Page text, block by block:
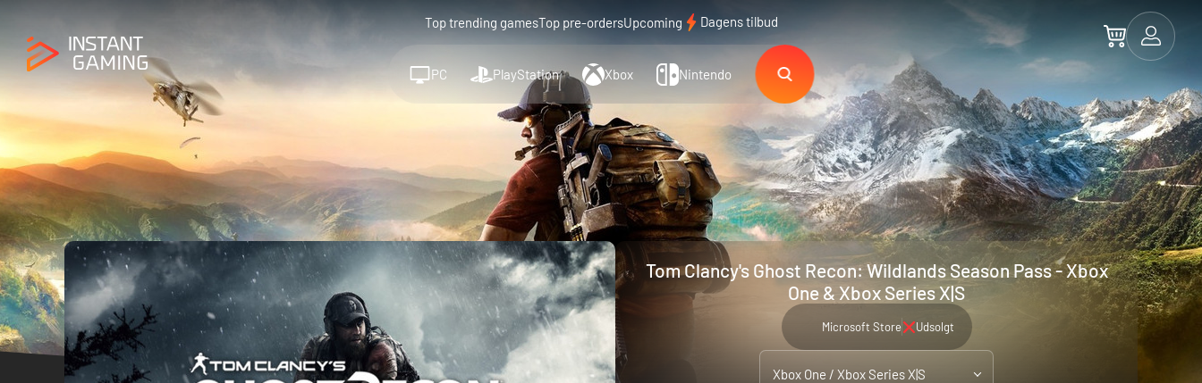
Top trending gamesTop pre-ordersUpcoming Dagens tilbud
PC PlayStation Xbox Nintendo
Tom Clancy's Ghost Recon: Wildlands Season Pass - Xbox
One & Xbox Series X|S
Microsoft Store Udsolgt
Xbox One / Xbox Series X|S